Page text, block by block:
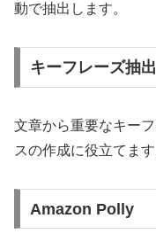
動で抽出します。
キーフレーズ抽出
文章から重要なキー
スの作成に役立てます
Amazon Polly